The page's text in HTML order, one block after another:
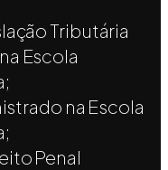
Tributária
Escola
na Escola
Penal